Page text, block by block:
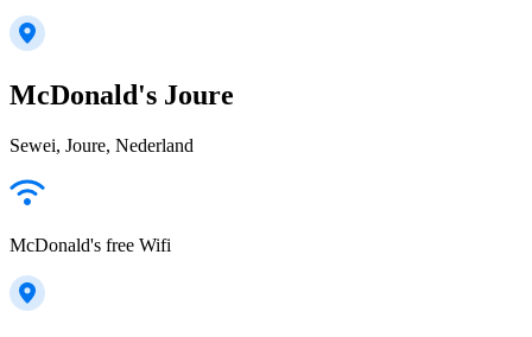
McDonald's Joure
Sewei, Joure, Nederland
McDonald's free Wifi